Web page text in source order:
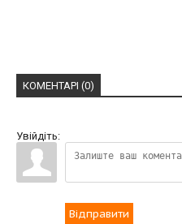
КОМЕНТАРІ (0)
Увійдіть:
Відправити